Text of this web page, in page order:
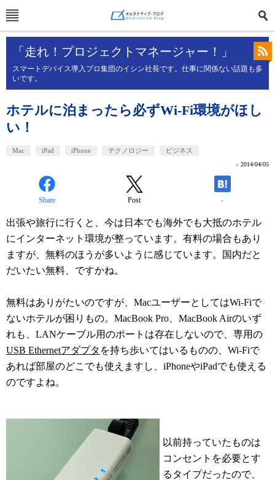
「走れ！プロジェクトマネージャー！」
スマートデバイス導入プロ集団のイシン社長です。仕事に関係ない話題も多
いです。
ホテルに泊まったら必ずWi-Fi環境がほし
い！
Mac iPad iPhone テクノロジー ビジネス
» 2014/04/05
Share Post -
出張や旅行に行くと、今は日本でも海外でも大抵のホテル
にインターネット環境が整っています。有料の場合もあり
ますが、無料のほうが多いように感じています。国内だと
だいたい無料、ですかね。
無料はありがたいのですが、MacユーザーとしてはWi-Fiで
ないホテルが困りもの。MacBook Pro、MacBook Airのいず
れも、LANケーブル用のポートは存在しないので、専用の
USB Ethernetアダプタ を持ち歩いてはいるものの、Wi-Fiで
あれば部屋のどこでも使えますし、iPhoneやiPadでも使える
のですよね。
以前持っていたものは
コンセントを必要とす
るタイプだったので、